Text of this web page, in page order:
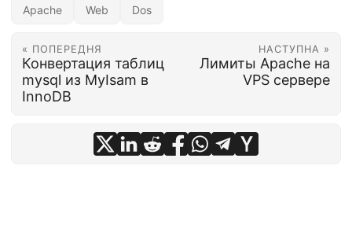
Apache Web Dos
« ПОПЕРЕДНЯ
Конвертация таблиц
mysql из MyIsam в
InnoDB
НАСТУПНА »
Лимиты Apache на
VPS сервере